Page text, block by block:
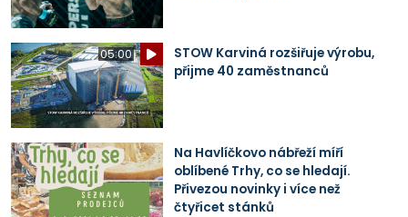
05:00
STOW Karviná rozšiřuje výrobu,
přijme 40 zaměstnanců
Na Havlíčkovo nábřeží míří
oblíbené Trhy, co se hledají.
Přivezou novinky i více než
čtyřicet stánků